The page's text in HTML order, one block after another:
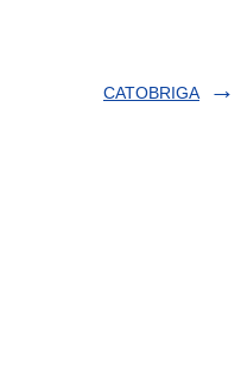
CATOBRIGA